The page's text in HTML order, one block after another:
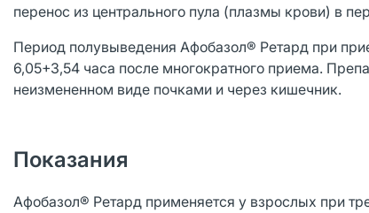
перенос из центрального пула (плазмы крови) в
Период полувыведения Афобазол® Ретард при
6,05+3,54 часа после многократного приема.
неизмененном виде почками и через кишечник.
Показания
Афобазол® Ретард применяется у взрослых при